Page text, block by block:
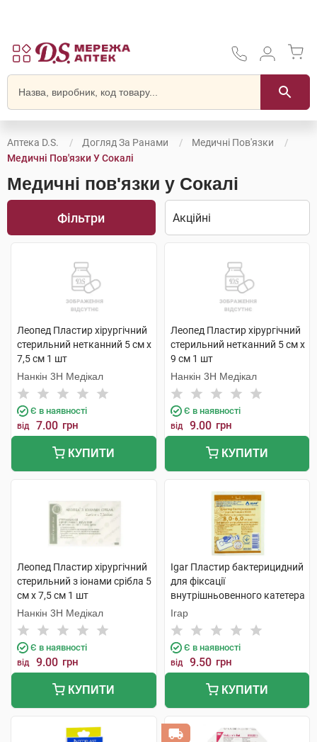
Аптека D.S. Догляд За Ранами
Медичні Пов'язки
Медичні Пов'язки У Сокалі
Медичні пов'язки у Сокалі
Фільтри
Леопед Пластир хірургічний
стерильний нетканний 5 см х
7,5 см 1 шт
Нанкін 3H Медікал
Є в наявності
від 7.00 грн
КУПИТИ
Леопед Пластир хірургічний
стерильний нетканний 5 см х
9 см 1 шт
Нанкін 3H Медікал
Є в наявності
від 9.00 грн
КУПИТИ
Леопед Пластир хірургічний
стерильний з іонами срібла 5
см х 7,5 см 1 шт
Нанкін 3H Медікал
Є в наявності
від 9.00 грн
КУПИТИ
Igar Пластир бактерицидний
для фіксації
внутрішньовенного катетера
стерильний 6 см х 8 см 1 шт
Ігар
Є в наявності
від 9.50 грн
КУПИТИ